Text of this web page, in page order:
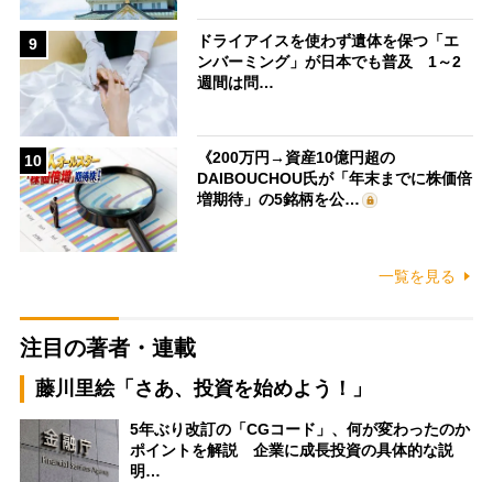
9
ドライアイスを使わず遺体を保つ「エ
ンバーミング」が日本でも普及 1～2
週間は問…
10
《200万円→資産10億円超の
DAIBOUCHOU氏が「年末までに株価倍
増期待」の5銘柄を公…
一覧を見る
注目の著者・連載
藤川里絵「さあ、投資を始めよう！」
5年ぶり改訂の「CGコード」、何が変わったのか
ポイントを解説 企業に成長投資の具体的な説
明…